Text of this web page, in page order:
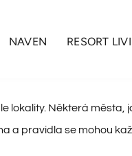
NAVEN RESORT
lokality. Některá
a pravidla se mohou